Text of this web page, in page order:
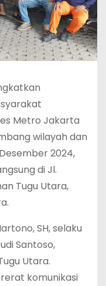
Metro Jakarta
wilayah dan
2024,
di Jl.
Tugu Utara,
SH, selaku
Santoso,
Utara.
komunikasi